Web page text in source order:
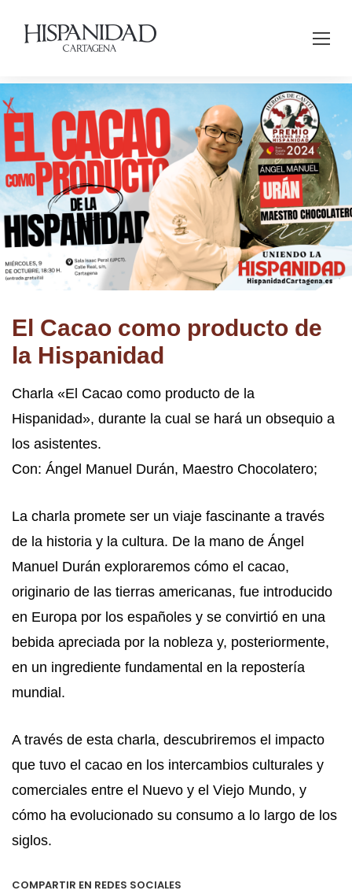
El Cacao como producto de
la Hispanidad
Charla «El Cacao como producto de la
Hispanidad», durante la cual se hará un obsequio a
los asistentes.
Con: Ángel Manuel Durán, Maestro Chocolatero;
La charla promete ser un viaje fascinante a través
de la historia y la cultura. De la mano de Ángel
Manuel Durán exploraremos cómo el cacao,
originario de las tierras americanas, fue introducido
en Europa por los españoles y se convirtió en una
bebida apreciada por la nobleza y, posteriormente,
en un ingrediente fundamental en la repostería
mundial.
A través de esta charla, descubriremos el impacto
que tuvo el cacao en los intercambios culturales y
comerciales entre el Nuevo y el Viejo Mundo, y
cómo ha evolucionado su consumo a lo largo de los
siglos.
COMPARTIR EN REDES SOCIALES